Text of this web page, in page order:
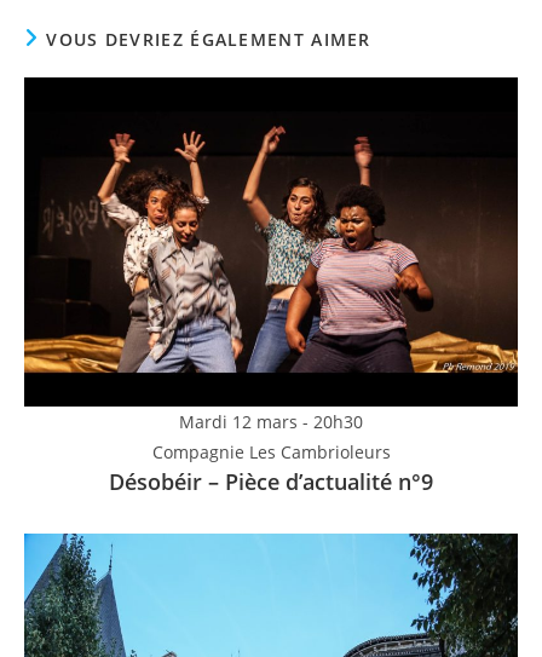
VOUS DEVRIEZ ÉGALEMENT AIMER
Mardi 12 mars - 20h30
Compagnie Les Cambrioleurs
Désobéir – Pièce d’actualité n°9